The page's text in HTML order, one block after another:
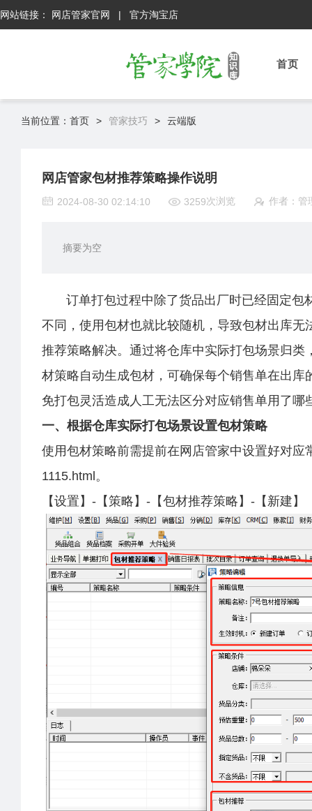
网站链接： 网店管家官网 | 官方淘宝店
首页
当前位置： 首页 > 管家技巧 > 云端版
网店管家包材推荐策略操作说明
2024-08-30 02:14:10 3259次浏览 作者： 管
摘要为空
订单打包过程中 除了货品出厂时已经固定包
不同，使用包材也就比较随机，导致包材出库无
推荐策略解决。 通过将仓库中实际打包场景归类
材策略自动生成包材，可确保每个销售单在出
免打包灵活造成人工无法区分对应销售单用了
一、根据仓库实际打包场景设置包材策略
使用包材策略前需提前在网店管家中设置好对应
1115.html 。
【设置】-【策略】-【包材推荐策略】-【新建】